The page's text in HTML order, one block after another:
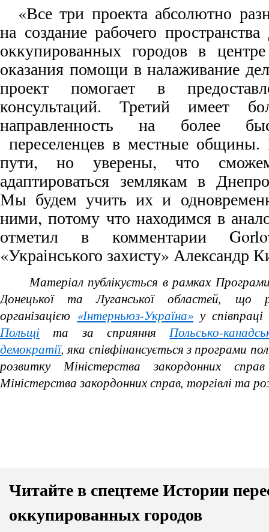
«Все три проекта абсолютно
на создание рабочего
оккупированных городов в
оказания помощи в налаживание
проект помогает в
консультаций. Третий имеет
направленность на более
переселенцев в местные
пути, но уверены, что
адаптироваться землякам в
Мы будем учить их и
ними, потому что находимся в
отметил в комментарии
«Украінського захисту» Александр
Матеріал публікується в рамках
Донецької та Луганської областей, що
організацією «Інтерньюз-Україна» у
Польщі та за сприянняПольсько-
демократії, яка співфінансується з програми
розвитку Міністерства закордонних
Міністерства закордонних справ, торгівлі та
Читайте в спецтемеИстории
оккупированных городов